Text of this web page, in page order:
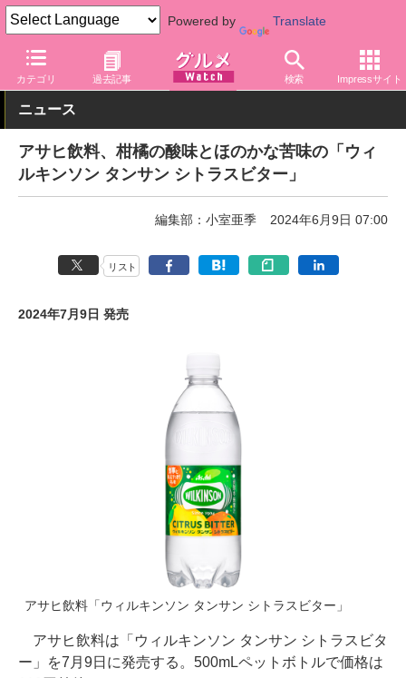
Powered by Translate
カテゴリ 過去記事 検索 Impressサイト
グルメ Watch メーカー 飲料・アルコール アサヒ
ニュース
アサヒ飲料、柑橘の酸味とほのかな苦味の「ウィ
ルキンソン タンサン シトラスビター」
編集部：小室亜季 2024年6月9日 07:00
リスト
2024年7月9日 発売
アサヒ飲料「ウィルキンソン タンサン シトラスビター」
アサヒ飲料は「ウィルキンソン タンサン シトラスビタ
ー」を7月9日に発売する。500mLペットボトルで価格は